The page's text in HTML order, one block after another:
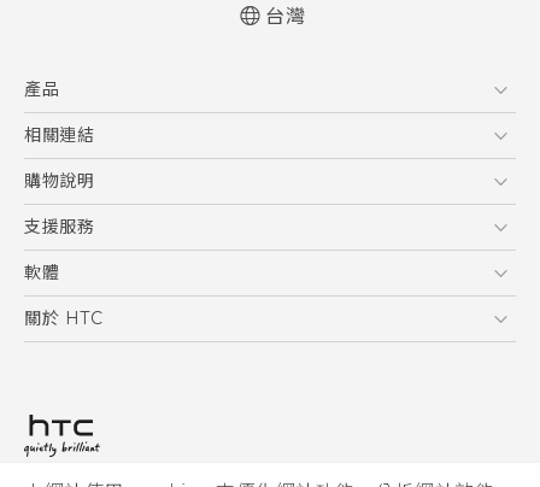
台灣
產品
5G
配件
相關連結
HTC Research
購物說明
購物須知
付款方式
支援服務
到府收送維修服務
客戶服務佈告欄
軟體
應用程式
HTC Sync Manager
關於 HTC
投資人